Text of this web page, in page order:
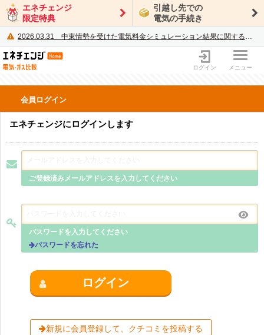
エネチェンジ
限定特典
引越し先での
電気の手続き
2026.03.31 中東情勢を受けた電気料金シミュレーション結果に関するご案内
電力・ガス比較サイト エネチェンジ
ログイン メニュー
会員ログイン
エネチェンジにログインします
ご登録済みメールアドレスを入力してください
パスワードを入力してください
パスワードを忘れた
ログイン
新規に会員登録して、クチコミを投稿する